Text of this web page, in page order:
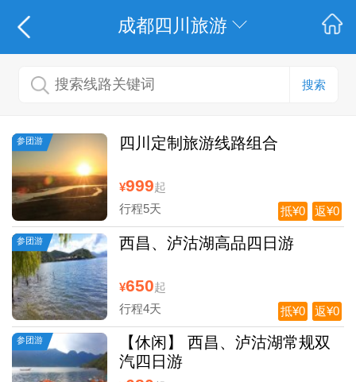
成都四川旅游
搜索
参团游 四川定制旅游线路组合
¥999起
行程5天
返¥0
抵¥0
参团游 西昌、泸沽湖高品四日游
¥650起
行程4天
返¥0
抵¥0
参团游
【休闲】 西昌、泸沽湖常规双
汽四日游